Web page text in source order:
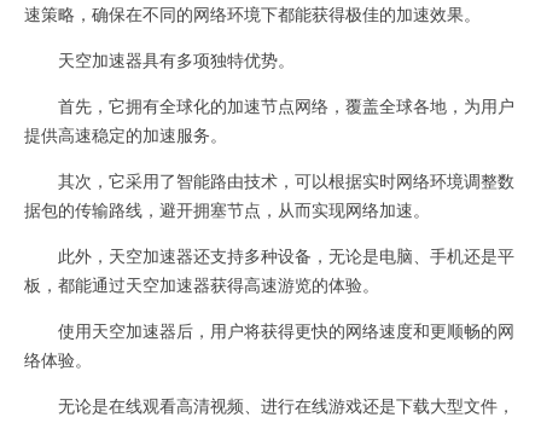
速策略，确保在不同的网络环境下都能获得极佳的加速效果。
天空加速器具有多项独特优势。
首先，它拥有全球化的加速节点网络，覆盖全球各地，为用户
提供高速稳定的加速服务。
其次，它采用了智能路由技术，可以根据实时网络环境调整数
据包的传输路线，避开拥塞节点，从而实现网络加速。
此外，天空加速器还支持多种设备，无论是电脑、手机还是平
板，都能通过天空加速器获得高速游览的体验。
使用天空加速器后，用户将获得更快的网络速度和更顺畅的网
络体验。
无论是在线观看高清视频、进行在线游戏还是下载大型文件，